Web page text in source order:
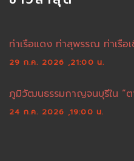
ท่าเรือแดง ท่าสุพรรณ ท่าเรือ
29 ก.ค. 2026 ,21:00 น.
ภูมิวัฒนธรรมกาญจนบุรีใน “ต
24 ก.ค. 2026 ,19:00 น.